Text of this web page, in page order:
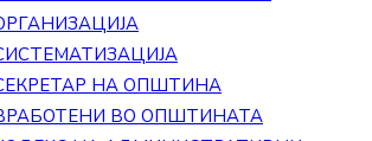
НА ОПШТИНА
ВО ОПШТИНАТА